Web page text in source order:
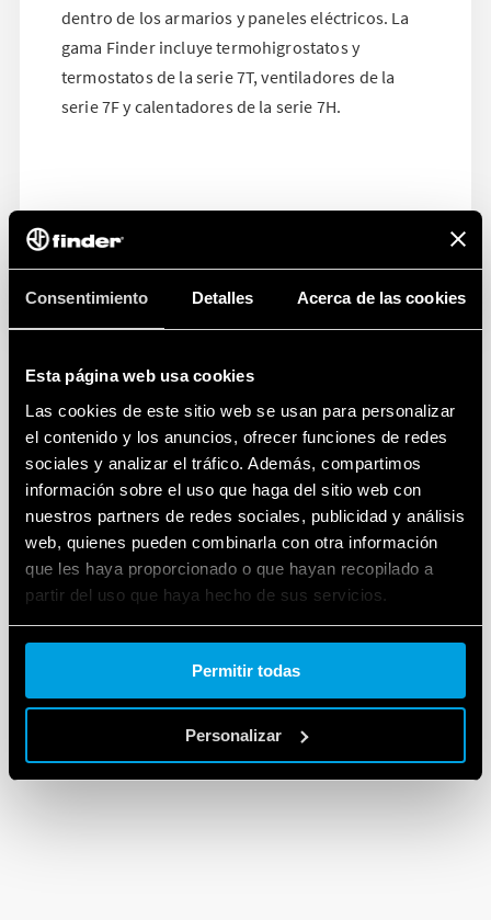
Consentimiento Detalles Acerca de las cookies
Esta página web usa cookies
Las cookies de este sitio web se usan para personalizar
el contenido y los anuncios, ofrecer funciones de redes
sociales y analizar el tráfico. Además, compartimos
información sobre el uso que haga del sitio web con
nuestros partners de redes sociales, publicidad y análisis
web, quienes pueden combinarla con otra información
que les haya proporcionado o que hayan recopilado a
partir del uso que haya hecho de sus servicios.
Cookie policy.
Permitir todas
Personalizar
dentro de los armarios y paneles eléctricos. La
gama Finder incluye termohigrostatos y
termostatos de la serie 7T, ventiladores de la
serie 7F y calentadores de la serie 7H.